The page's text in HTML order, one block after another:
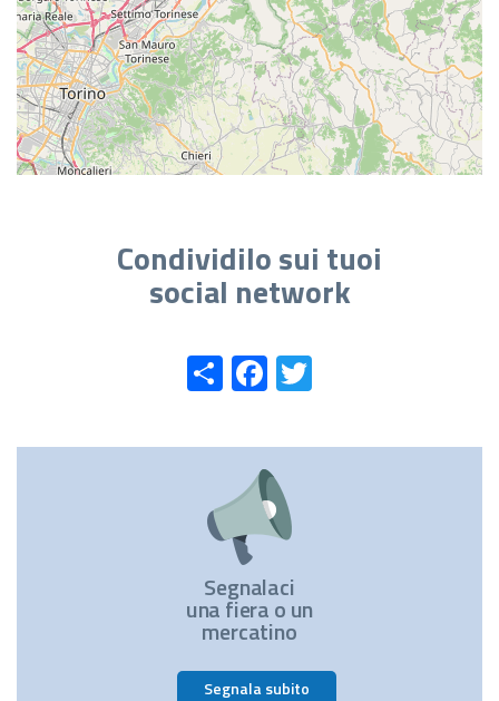
Condividilo sui tuoi
social network
ShareFacebook
Segnalaci
una fiera o un
mercatino
Segnala subito